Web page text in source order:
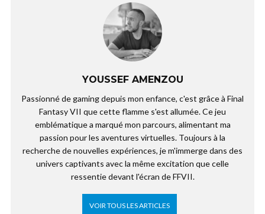
YOUSSEF AMENZOU
Passionné de gaming depuis mon enfance, c'est grâce à Final
Fantasy VII que cette flamme s'est allumée. Ce jeu
emblématique a marqué mon parcours, alimentant ma
passion pour les aventures virtuelles. Toujours à la
recherche de nouvelles expériences, je m'immerge dans des
univers captivants avec la même excitation que celle
ressentie devant l'écran de FFVII.
VOIR TOUS LES ARTICLES